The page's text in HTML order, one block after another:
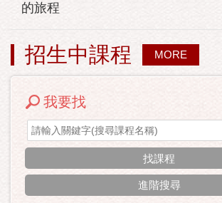
的旅程
招生中課程 MORE
我要找
進階搜尋